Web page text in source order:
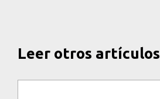
Leer otros artículos